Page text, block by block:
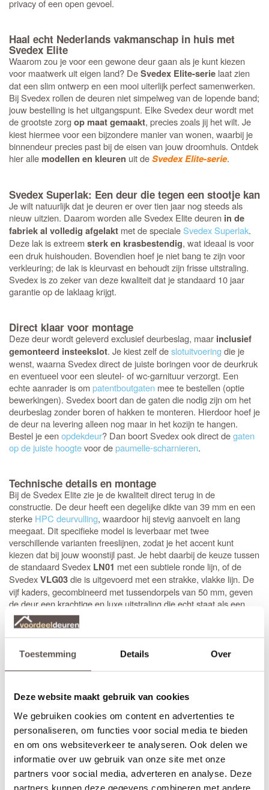
Toestemming Details Over
Deze website maakt gebruik van cookies
We gebruiken cookies om content en advertenties te
personaliseren, om functies voor social media te bieden
en om ons websiteverkeer te analyseren. Ook delen we
informatie over uw gebruik van onze site met onze
partners voor social media, adverteren en analyse. Deze
partners kunnen deze gegevens combineren met andere
privacy of een open gevoel.
Haal echt Nederlands vakmanschap in huis met
Svedex Elite
Waarom zou je voor een gewone deur gaan als je kunt kiezen
voor maatwerk uit eigen land? DeSvedex Elite-serie laat zien
dat een slim ontwerp en een mooi uiterlijk perfect samenwerken.
Bij Svedex rollen de deuren niet simpelweg van de lopende band;
jouw bestelling is het uitgangspunt. Elke Svedex deur wordt met
de grootste zorgop maat gemaakt, precies zoals jij het wilt. Je
kiest hiermee voor een bijzondere manier van wonen, waarbij je
binnendeur precies past bij de eisen van jouw droomhuis. Ontdek
hier alle modellen en kleuren uit deSvedex Elite-serie.
Svedex Superlak: Een deur die tegen een stootje kan
Je wilt natuurlijk dat je deuren er over tien jaar nog steeds als
nieuw uitzien. Daarom worden alle Svedex Elite deuren in de
fabriek al volledig afgelakt met de specialeSvedex Superlak.
Deze lak is extreemsterk en krasbestendig, wat ideaal is voor
een druk huishouden. Bovendien hoef je niet bang te zijn voor
verkleuring; de lak is kleurvast en behoudt zijn frisse uitstraling.
Svedex is zo zeker van deze kwaliteit dat je standaard 10 jaar
garantie op de laklaag krijgt.
Direct klaar voor montage
Deze deur wordt geleverd exclusief deurbeslag, maar inclusief
gemonteerd insteekslot. Je kiest zelf deslotuitvoeringdie je
wenst, waarna Svedex direct de juiste boringen voor de deurkruk
en eventueel voor een sleutel- of wc-garnituur verzorgt. Een
echte aanrader is ompatentboutgaten mee te bestellen (optie
bewerkingen). Svedex boort dan de gaten die nodig zijn om het
deurbeslag zonder boren of hakken te monteren. Hierdoor hoef je
de deur na levering alleen nog maar in het kozijn te hangen.
Bestel je eenopdekdeur? Dan boort Svedex ook direct degaten
op de juiste hoogtevoor depaumelle-scharnieren.
Technische details en montage
Bij de Svedex Elite zie je de kwaliteit direct terug in de
constructie. De deur heeft een degelijke dikte van 39 mm en een
sterke HPC deurvulling, waardoor hij stevig aanvoelt en lang
meegaat. Dit specifieke model is leverbaar met twee
verschillende varianten freeslijnen, zodat je het accent kunt
kiezen dat bij jouw woonstijl past. Je hebt daarbij de keuze tussen
de standaard Svedex LN01 met een subtiele ronde lijn, of de
SvedexVLG03die is uitgevoerd met een strakke, vlakke lijn. De
vijf kaders, gecombineerd met tussendorpels van 50 mm, geven
de deur een krachtige en luxe uitstraling die echt staat als een
huis.
Stompe Svedex deuren zijn altijdarmgeschaafd. Opdekdeuren
zijn altijd voorzien van boringen voor de scharnieren op
opdekuitvoering, in elke denkbare standaardmaat of afwijkende
afmeting. Het is voor beide uitvoeringen van belang dat je de
juiste draairichting doorgeeft tijdens het bestellen. Doordat
Svedex het slot al in de fabriek infreest, kan de deur niet
omgedraaid worden en is dekeuze tussen links en rechtsvan
groot belang.